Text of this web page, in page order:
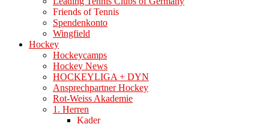
Friends of Tennis
Spendenkonto
Wingfield
Hockey
Hockeycamps
Hockey News
HOCKEYLIGA + DYN
Ansprechpartner Hockey
Rot-Weiss Akademie
1. Herren
Kader